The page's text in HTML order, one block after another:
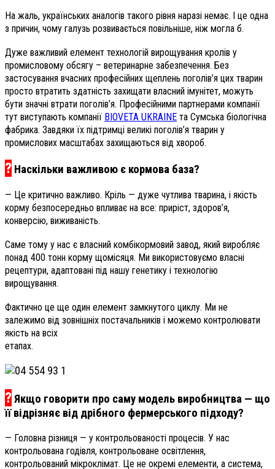
На жаль, українських аналогів такого рівня наразі немає. І це одна
з причин, чому галузь розвивається повільніше, ніж могла б.
Дуже важливий елемент технологій вирощування кролів у
промисловому обсягу – ветеринарне забезпечення. Без
застосування вчасних професійних щеплень поголів’я цих тварин
просто втратить здатність захищати власний імунітет, можуть
бути значні втрати поголів’я. Професійними партнерами компанії
тут виступають компанії BIOVETA UKRAINE та Сумська біологічна
фабрика. Завдяки їх підтримці великі поголів’я тварин у
промислових масштабах захищаються від хвороб.
? Наскільки важливою є кормова база?
— Це критично важливо. Кріль — дуже чутлива тварина, і якість
корму безпосередньо впливає на все: приріст, здоров’я,
конверсію, виживаність.
Саме тому у нас є власний комбікормовий завод, який виробляє
понад 400 тонн корму щомісяця. Ми використовуємо власні
рецептури, адаптовані під нашу генетику і технологію
вирощування.
Фактично це ще один елемент замкнутого циклу. Ми не
залежимо від зовнішніх постачальників і можемо контролювати
якість на всіх
етапах.
?Якщо говорити про саму модель виробництва — що
її відрізняє від дрібного фермерського підходу?
— Головна різниця — у контрольованості процесів. У нас
контрольована годівля, контрольоване освітлення,
контрольований мікроклімат. Це не окремі елементи, а система,